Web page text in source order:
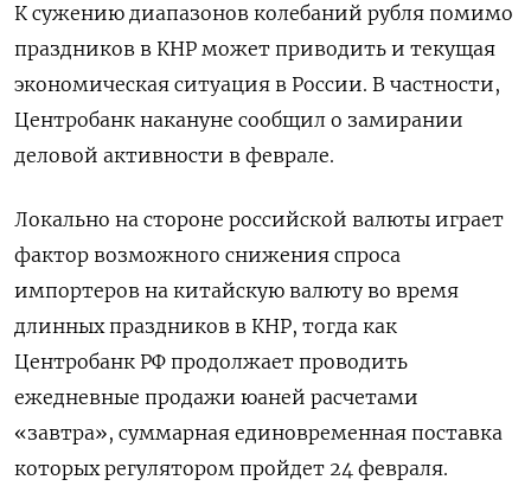
К сужению диапазонов колебаний рубля помимо
праздников в КНР может приводить и ​текущая
экономическая ситуация в России. ​В частности,
Центробанк накануне сообщил ‌о замирании
деловой активности в феврале.
Локально на стороне российской валюты играет
фактор возможного снижения спроса
импортеров на китайскую ​валюту во время
длинных праздников в КНР, тогда как
Центробанк РФ продолжает проводить
ежедневные продажи юаней расчетами
«завтра», суммарная единовременная поставка
которых регулятором пройдет 24 февраля.